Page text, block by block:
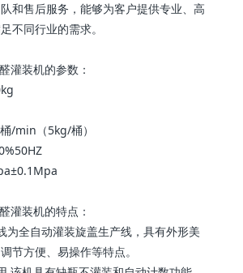
和售后服务，能够为客户提供专业、高
不同行业的需求。
灌装机的参数：
/min（5kg/桶）
灌装机的特点：
为全自动灌装旋盖生产线，具有外形美
节方便、易操作等特点。